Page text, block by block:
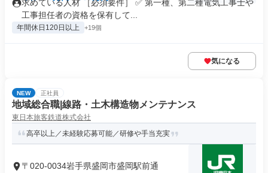
求めている人材 ［必須要件］ ✅ 第一種、第二種電気工事士や
工事担任者の資格を保有して...
年間休日120日以上 +19個
気になる
NEW 正社員
地域総合職|線路・土木構造物メンテナンス
東日本旅客鉄道株式会社
高卒以上／未経験応募可能／研修や手当充実
〒020-0034岩手県盛岡市盛岡駅前通